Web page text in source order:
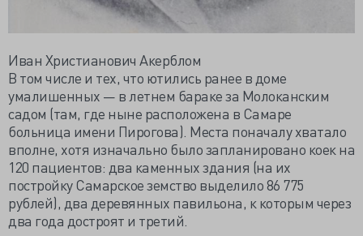
Иван Христианович Акерблом
В том числе и тех, что ютились ранее в доме
умалишенных — в летнем бараке за Молоканским
садом (там, где ныне расположена в Самаре
больница имени Пирогова). Места поначалу хватало
вполне, хотя изначально было запланировано коек на
120 пациентов: два каменных здания (на их
постройку Самарское земство выделило 86 775
рублей), два деревянных павильона, к которым через
два года достроят и третий.